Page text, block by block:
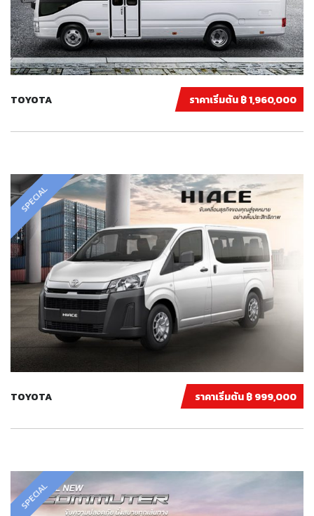
ราคาเริ่มต้น ฿ 1,960,000
TOYOTA
SPECIAL
ราคาเริ่มต้น ฿ 999,000
TOYOTA
SPECIAL